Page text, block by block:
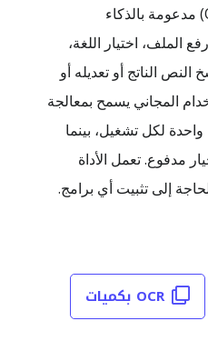
الضوئي على الحروف (OCR) مدعومة بالذكاء
الملف، اختيار اللغة،
الناتج أو تعديله أو
المجاني يسمح بمعالجة
صورة واحدة أو صفحة PDF واحدة لكل تشغيل، بينما
مدفوع. تعمل الأداة
إلى تثبيت أي برامج.
OCR بكميات